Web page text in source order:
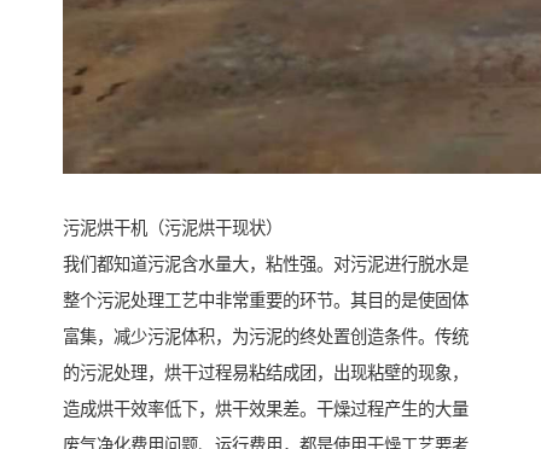
污泥烘干机（污泥烘干现状）
我们都知道污泥含水量大，粘性强。对污泥进行脱水是
整个污泥处理工艺中非常重要的环节。其目的是使固体
富集，减少污泥体积，为污泥的终处置创造条件。传统
的污泥处理，烘干过程易粘结成团，出现粘壁的现象，
造成烘干效率低下，烘干效果差。干燥过程产生的大量